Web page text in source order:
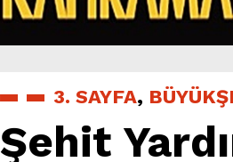
16:31
Yeşilçam’ın Efsanesi
11:14
Pazarcık’ta Yollar
3. SAYFA,
Şehit